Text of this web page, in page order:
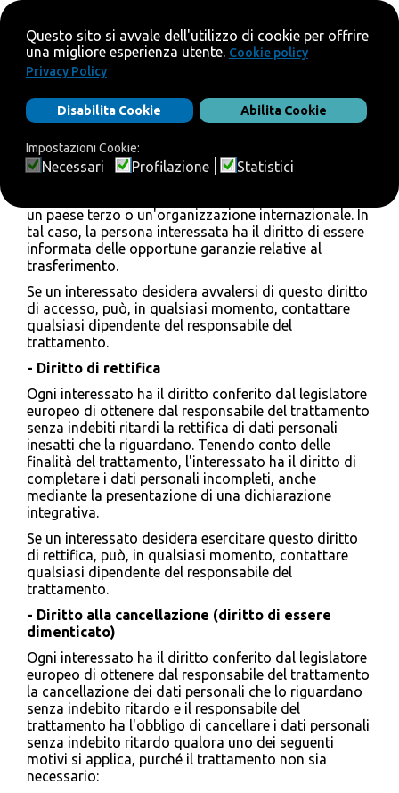
dall'interessato, eventuali informazioni disponibili
sulla loro origine;
l'esistenza di processi decisionali automatizzati,
1 e 4, del GDPR e, almeno in tali casi, informazioni
significative sulla logica in questione, nonché sulla
significatività e sulle conseguenze previste tale
trattamento per l'interessato.
un paese terzo o un'organizzazione internazionale. In
tal caso, la persona interessata ha il diritto di essere
informata delle opportune garanzie relative al
trasferimento.
Se un interessato desidera avvalersi di questo diritto
di accesso, può, in qualsiasi momento, contattare
qualsiasi dipendente del responsabile del
trattamento.
- Diritto di rettifica
Ogni interessato ha il diritto conferito dal legislatore
europeo di ottenere dal responsabile del trattamento
senza indebiti ritardi la rettifica di dati personali
inesatti che la riguardano. Tenendo conto delle
finalità del trattamento, l'interessato ha il diritto di
completare i dati personali incompleti, anche
mediante la presentazione di una dichiarazione
integrativa.
Se un interessato desidera esercitare questo diritto
di rettifica, può, in qualsiasi momento, contattare
qualsiasi dipendente del responsabile del
trattamento.
- Diritto alla cancellazione (diritto di essere
dimenticato)
Ogni interessato ha il diritto conferito dal legislatore
europeo di ottenere dal responsabile del trattamento
la cancellazione dei dati personali che lo riguardano
senza indebito ritardo e il responsabile del
trattamento ha l'obbligo di cancellare i dati personali
senza indebito ritardo qualora uno dei seguenti
motivi si applica, purché il trattamento non sia
necessario: